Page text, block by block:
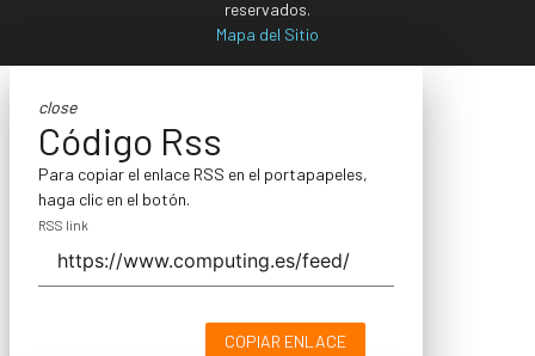
reservados.
Mapa del Sitio
close
Código Rss
Para copiar el enlace RSS en el portapapeles,
haga clic en el botón.
RSS link
COPIAR ENLACE